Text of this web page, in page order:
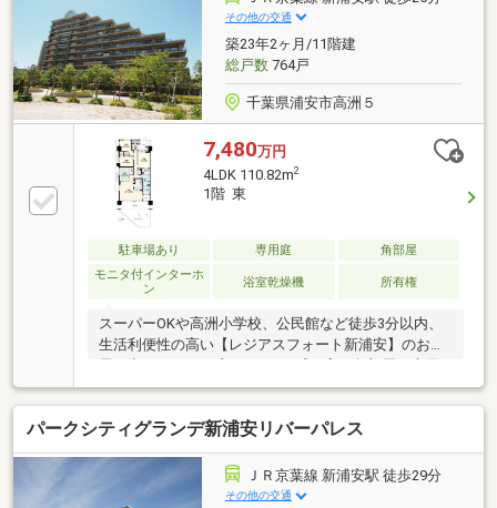
その他の交通
築23年2ヶ月/11階建
総戸数764戸
千葉県浦安市高洲５
7,480万円
4LDK 110.82m2
1階 東
駐車場あり 専用庭
角部屋
モニタ付インターホ
ン
浴室乾燥機 所有権
スーパーOKや高洲小学校、公民館など徒歩3分以内、
生活利便性の高い【レジアスフォート新浦安】のお部
ポーチ付き●WICやSIC、床下収納など収納量の多さも
魅力。●ペット飼育の可能なマンションです。但し条
件あり●ミニショップ・シアタールームなど充実の共
用施設ご質問・ご見学は、お気軽に下記担当までお声
がけください。
パークシティグランデ新浦安リバーパレス
ＪＲ京葉線 新浦安駅 徒歩29分
その他の交通